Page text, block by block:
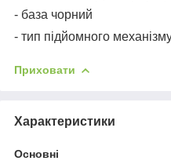
- база чорний
- тип підйомного
Приховати
Характеристики
Основні